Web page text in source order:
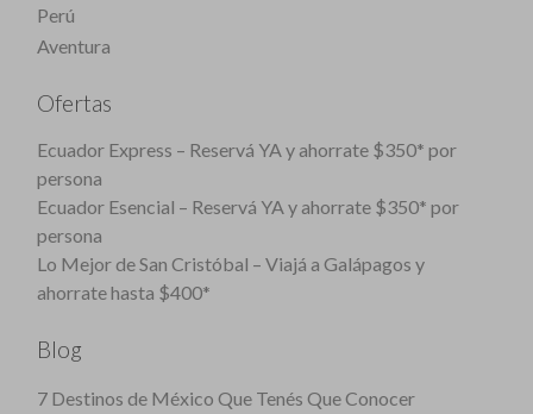
Perú
Aventura
Ofertas
Ecuador Express – Reservá YA y ahorrate $350* por
persona
Ecuador Esencial – Reservá YA y ahorrate $350* por
persona
Lo Mejor de San Cristóbal – Viajá a Galápagos y
ahorrate hasta $400*
Blog
7 Destinos de México Que Tenés Que Conocer